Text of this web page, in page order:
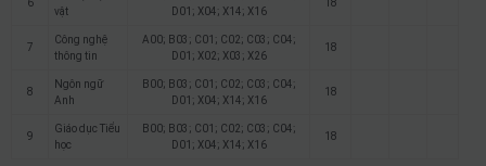
6
vật
D01; X04; X14; X16
18
7
Công nghệ
thông tin
A00; B03; C01; C02; C03; C04;
D01; X02; X03; X26
18
8
Ngôn ngữ
Anh
B00; B03; C01; C02; C03; C04;
D01; X04; X14; X16
18
9
Giáo dục Tiểu
học
B00; B03; C01; C02; C03; C04;
D01; X04; X14; X16
18